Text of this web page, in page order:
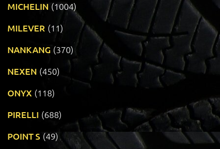
MICHELIN (1004)
MILEVER (11)
NANKANG (370)
NEXEN (450)
ONYX (118)
PIRELLI (688)
POINT S (49)